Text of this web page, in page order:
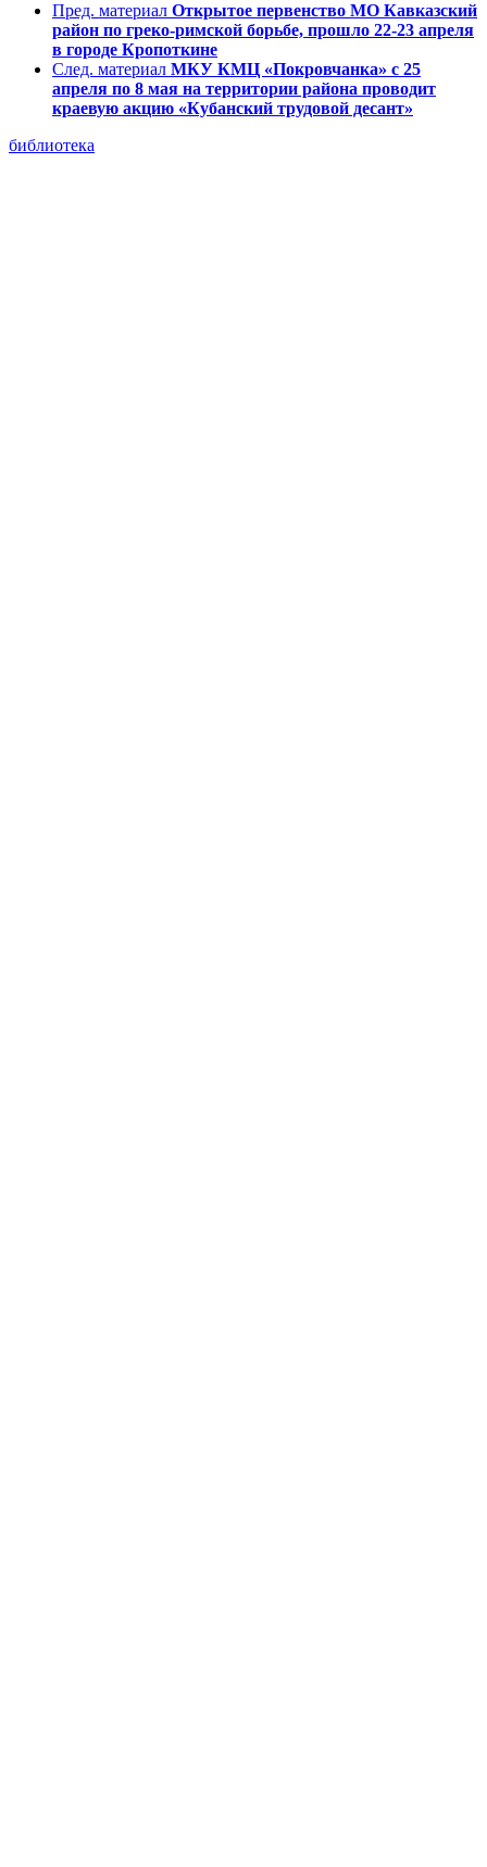
Пред. материал Открытое первенство МО Кавказский
район по греко-римской борьбе, прошло 22-23 апреля
в городе Кропоткине
След. материал МКУ КМЦ «Покровчанка» с 25
апреля по 8 мая на территории района проводит
краевую акцию «Кубанский трудовой десант»
библиотека